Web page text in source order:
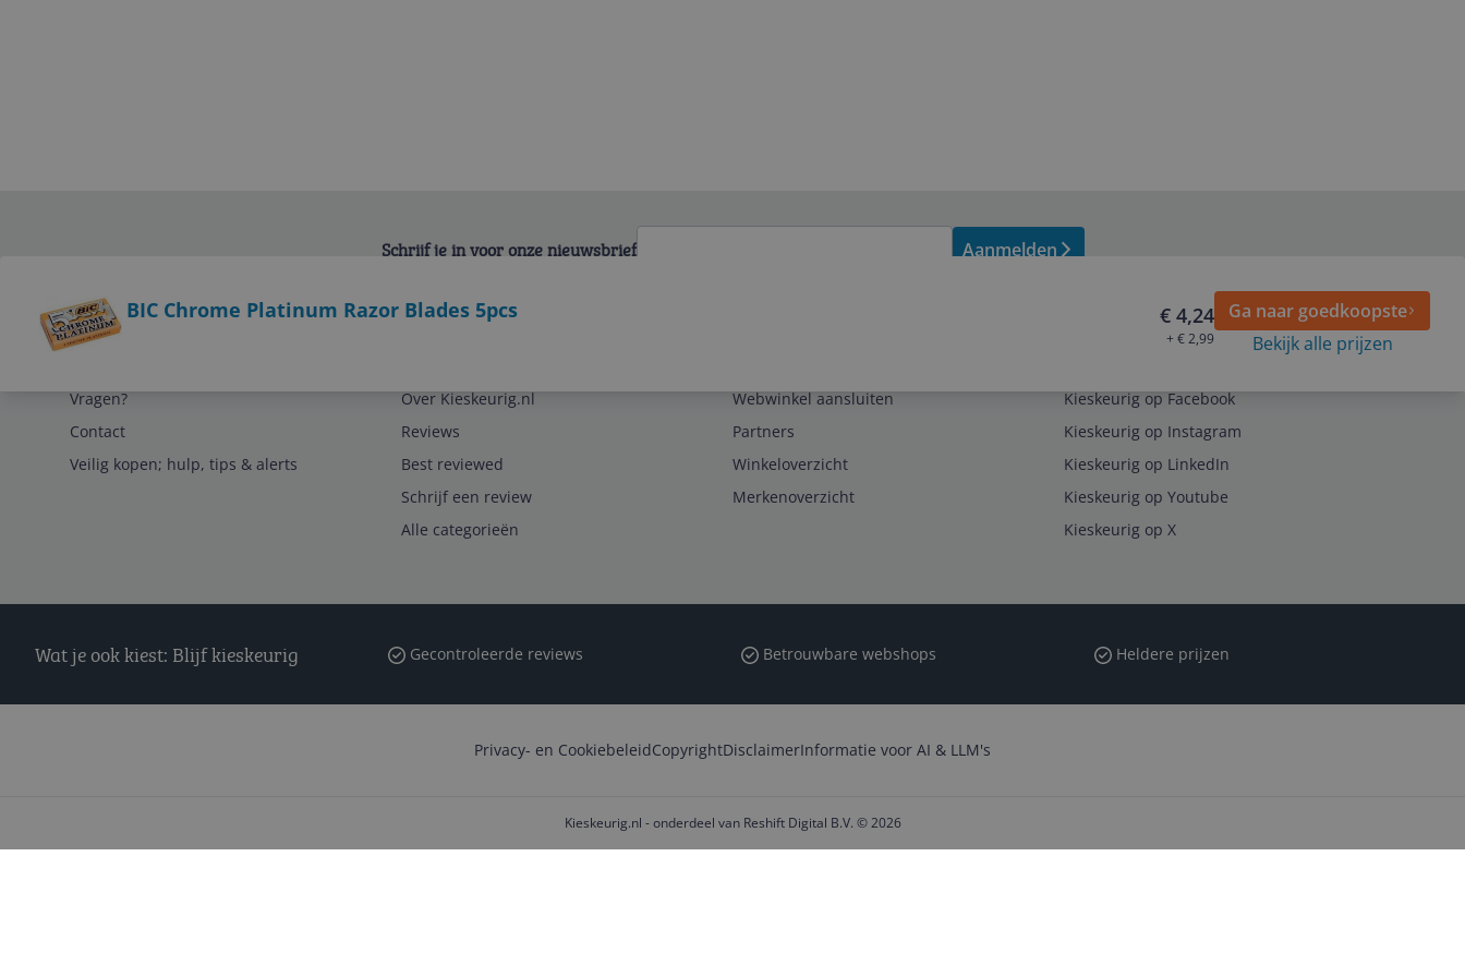
BIC Chrome Platinum Razor Blades 5pcs € 4,24
+ € 2,99
Ga naar goedkoopste
Bekijk alle prijzen
Schrijf je in voor onze nieuwsbrief Aanmelden
Vragen?
Contact
Veilig kopen; hulp, tips & alerts
Over Kieskeurig.nl
Reviews
Best reviewed
Schrijf een review
Alle categorieën
Webwinkel aansluiten
Partners
Winkeloverzicht
Merkenoverzicht
Kieskeurig op Facebook
Kieskeurig op Instagram
Kieskeurig op LinkedIn
Kieskeurig op Youtube
Kieskeurig op X
Wat je ook kiest: Blijf kieskeurig Gecontroleerde reviews Betrouwbare webshops Heldere prijzen
Privacy- en CookiebeleidCopyrightDisclaimerInformatie voor AI & LLM's
Kieskeurig.nl - onderdeel van Reshift Digital B.V. © 2026